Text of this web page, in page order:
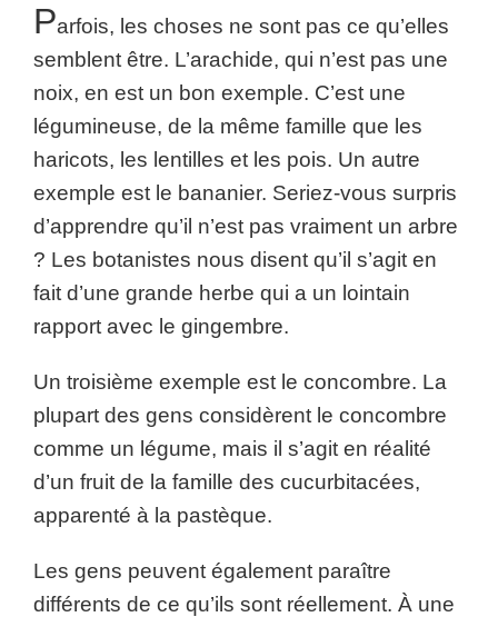
Parfois, les choses ne sont pas ce qu’elles
semblent être. L’arachide, qui n’est pas une
noix, en est un bon exemple. C’est une
légumineuse, de la même famille que les
haricots, les lentilles et les pois. Un autre
exemple est le bananier. Seriez-vous surpris
d’apprendre qu’il n’est pas vraiment un arbre
? Les botanistes nous disent qu’il s’agit en
fait d’une grande herbe qui a un lointain
rapport avec le gingembre.
Un troisième exemple est le concombre. La
plupart des gens considèrent le concombre
comme un légume, mais il s’agit en réalité
d’un fruit de la famille des cucurbitacées,
apparenté à la pastèque.
Les gens peuvent également paraître
différents de ce qu’ils sont réellement. À une